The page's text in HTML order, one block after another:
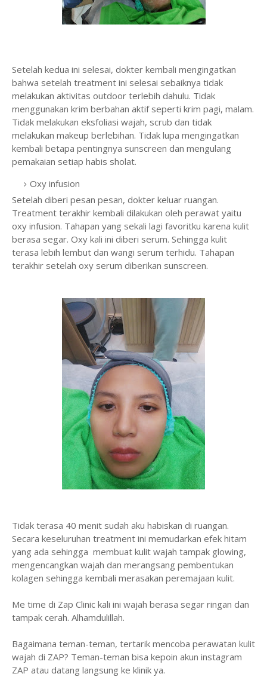
Setelah kedua ini selesai, dokter kembali mengingatkan
bahwa setelah treatment ini selesai sebaiknya tidak
melakukan aktivitas outdoor terlebih dahulu. Tidak
menggunakan krim berbahan aktif seperti krim pagi, malam.
Tidak melakukan eksfoliasi wajah, scrub dan tidak
melakukan makeup berlebihan. Tidak lupa mengingatkan
kembali betapa pentingnya sunscreen dan mengulang
pemakaian setiap habis sholat.
Oxy infusion
Setelah diberi pesan pesan, dokter keluar ruangan.
Treatment terakhir kembali dilakukan oleh perawat yaitu
oxy infusion. Tahapan yang sekali lagi favoritku karena kulit
berasa segar. Oxy kali ini diberi serum. Sehingga kulit
terasa lebih lembut dan wangi serum terhidu. Tahapan
terakhir setelah oxy serum diberikan sunscreen.
Tidak terasa 40 menit sudah aku habiskan di ruangan.
Secara keseluruhan treatment ini memudarkan efek hitam
yang ada sehingga membuat kulit wajah tampak glowing,
mengencangkan wajah dan merangsang pembentukan
kolagen sehingga kembali merasakan peremajaan kulit.
Me time di Zap Clinic kali ini wajah berasa segar ringan dan
tampak cerah. Alhamdulillah.
Bagaimana teman-teman, tertarik mencoba perawatan kulit
wajah di ZAP? Teman-teman bisa kepoin akun instagram
ZAP atau datang langsung ke klinik ya.